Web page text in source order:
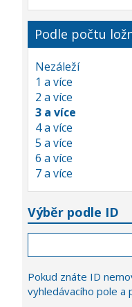
Podle počtu
Nezáleží
1 a více
2 a více
3 a více
4 a více
5 a více
6 a více
7 a více
Výběr podle ID
Pokud znáte ID
vyhledávacího pole a